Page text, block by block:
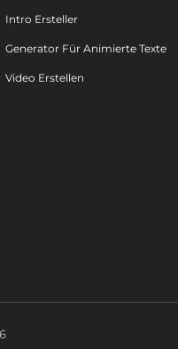
Intro Ersteller
Generator Für Animierte Texte
Video Erstellen